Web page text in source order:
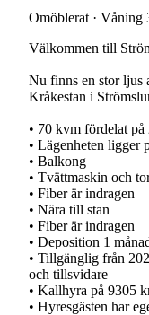
Omöblerat · Våning
Välkommen till
Nu finns en stor ljus
Kråkestan i
• 70 kvm fördelat på
• Lägenheten ligger
• Balkong
• Tvättmaskin och
• Fiber är indragen
• Nära till stan
• Fiber är indragen
• Deposition 1
• Tillgänglig från
och tillsvidare
• Kallhyra på 9305
• Hyresgästen har